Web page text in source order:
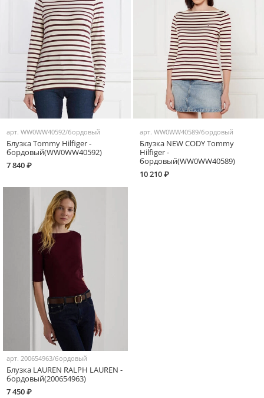
арт.WW0WW40592/бордовый
Блузка Tommy Hilfiger -
бордовый(WW0WW40592)
7 840 ₽
арт. WW0WW40589/бордовый
Блузка NEW CODY Tommy
Hilfiger -
бордовый(WW0WW40589)
10 210 ₽
арт.200654963/бордовый
Блузка LAUREN RALPH LAUREN -
бордовый(200654963)
7 450 ₽